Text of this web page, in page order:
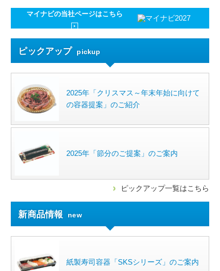
マイナビの当社ページはこちら
ピックアップ pickup
2025年「クリスマス～年末年始に向けて
の容器提案」のご紹介
2025年「節分のご提案」のご案内
ピックアップ一覧はこちら
新商品情報 new
紙製寿司容器「SKSシリーズ」のご案内